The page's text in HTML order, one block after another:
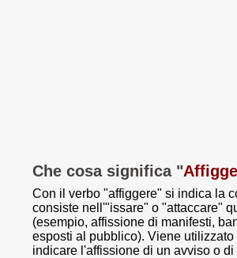
Che cosa significa "
Con il verbo "affiggere" si indica la
consiste nell'"issare" o "attaccare"
(esempio, affissione di manifesti,
esposti al pubblico). Viene utilizzato
indicare l'affissione di un avviso o